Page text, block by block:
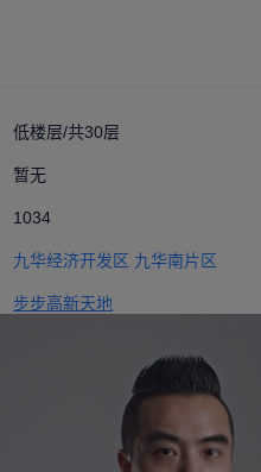
低楼层/共30层
暂无
1034
九华经济开发区 九华南片区
步步高新天地